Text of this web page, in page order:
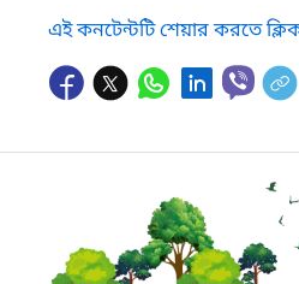
এই কনটেন্টটি শেয়ার করতে